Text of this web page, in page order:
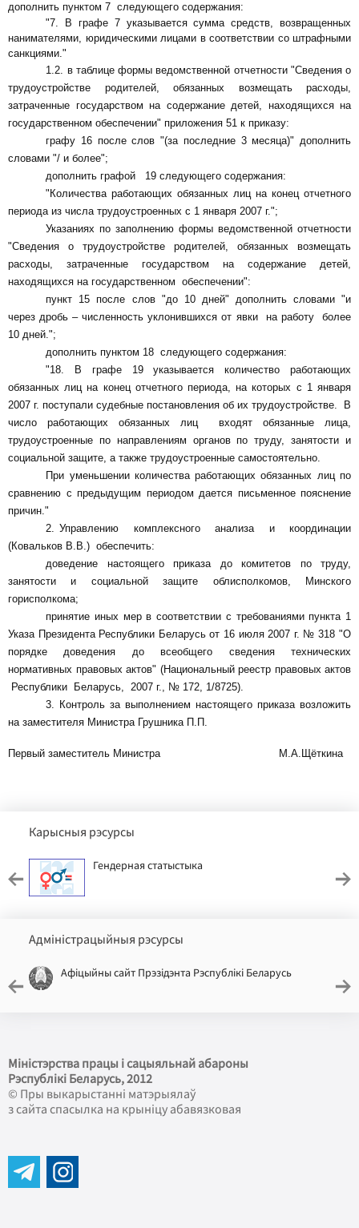
дополнить пунктом 7 следующего содержания:
"7. В графе 7 указывается сумма средств, возвращенных
нанимателями, юридическими лицами в соответствии со штрафными
санкциями."
1.2. в таблице формы ведомственной отчетности "Сведения о
трудоустройстве родителей, обязанных возмещать расходы,
затраченные государством на содержание детей, находящихся на
государственном обеспечении" приложения 51 к приказу:
графу 16 после слов "(за последние 3 месяца)" дополнить
словами "/ и более";
дополнить графой 19 следующего содержания:
"Количества работающих обязанных лиц на конец отчетного
периода из числа трудоустроенных с 1 января 2007 г.";
Указаниях по заполнению формы ведомственной отчетности
"Сведения о трудоустройстве родителей, обязанных возмещать
расходы, затраченные государством на содержание детей,
находящихся на государственном обеспечении":
пункт 15 после слов "до 10 дней" дополнить словами "и
через дробь – численность уклонившихся от явки на работу более
10 дней.";
дополнить пунктом 18 следующего содержания:
"18. В графе 19 указывается количество работающих
обязанных лиц на конец отчетного периода, на которых с 1 января
2007 г. поступали судебные постановления об их трудоустройстве. В
число работающих обязанных лиц входят обязанные лица,
трудоустроенные по направлениям органов по труду, занятости и
социальной защите, а также трудоустроенные самостоятельно.
При уменьшении количества работающих обязанных лиц по
сравнению с предыдущим периодом дается письменное пояснение
причин."
2. Управлению комплексного анализа и координации
(Ковальков В. В.) обеспечить:
доведение настоящего приказа до комитетов по труду,
занятости и социальной защите облисполкомов, Минского
горисполкома;
принятие иных мер в соответствии с требованиями пункта 1
Указа Президента Республики Беларусь от 16 июля 2007 г. № 318 "О
порядке доведения до всеобщего сведения технических
нормативных правовых актов" (Национальный реестр правовых актов
Республики Беларусь, 2007 г., № 172, 1/8725).
3. Контроль за выполнением настоящего приказа возложить
на заместителя Министра Грушника П.П.
Первый заместитель Министра М.А.Щёткина
Карысныя рэсурсы
Гендерная статыстыка
Адміністрацыйныя рэсурсы
Афіцыйны сайт Прэзідэнта Рэспублікі Беларусь
Міністэрства працы і сацыяльнай абароны
Рэспублікі Беларусь, 2012
© Пры выкарыстанні матэрыялаў
з сайта спасылка на крыніцу абавязковая